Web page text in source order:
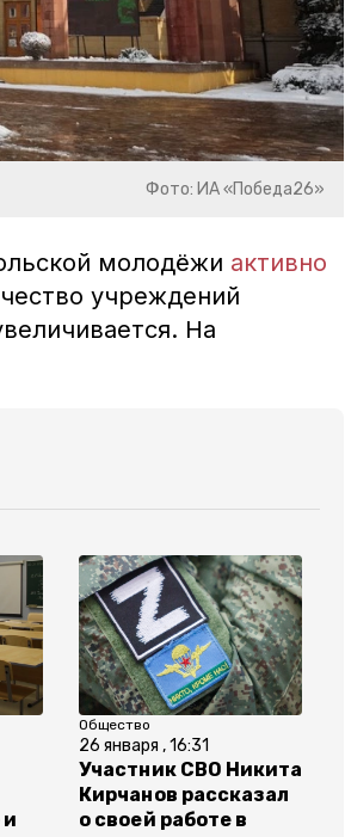
Фото: ИА «Победа26»
молодёжи активно
учреждений
На
Общество
26 января , 16:31
Участник СВО Никита
Кирчанов рассказал
о своей работе в